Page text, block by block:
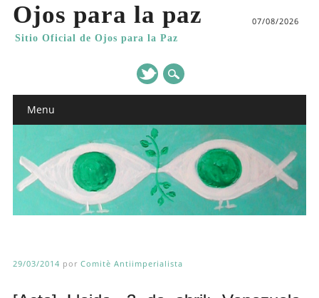
Ojos para la paz
Sitio Oficial de Ojos para la Paz
07/08/2026
Main menu
Menu
29/03/2014 por Comitè Antiimperialista